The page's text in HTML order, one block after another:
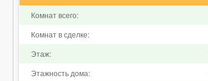
Комнат всего:
Комнат в сделке:
Этаж:
Этажность дома: